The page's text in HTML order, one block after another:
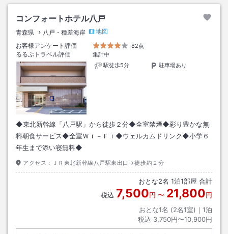
コンフォートホテル八戸
青森県 八戸・種差海岸
地図
お客様アンケート評価
82点
るるぶトラベル評価
集計中
駅徒歩5分
駐車場あり
◆東北新幹線「八戸駅」から徒歩２分◆全室禁煙◆彩り豊かな無
料朝食サービス◆全室Ｗｉ－Ｆｉ◆ウェルカムドリンク◆小学６
年生まで添い寝無料◆
アクセス： ＪＲ東北新幹線八戸駅東出口→徒歩約２分
おとな2名 1泊1部屋 合計
税込 7,500円 〜 21,800円
おとな1名 (2名1室)｜ 1泊
税込 3,750円〜10,900円